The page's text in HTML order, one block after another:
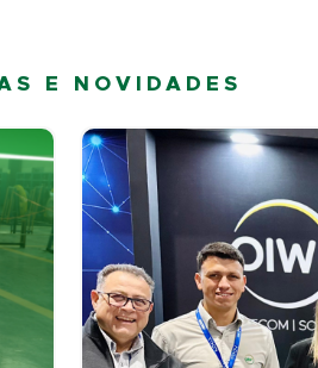
E NOVIDADES